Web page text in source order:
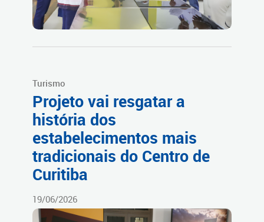
Turismo
Projeto vai resgatar a
história dos
estabelecimentos mais
tradicionais do Centro de
Curitiba
19/06/2026